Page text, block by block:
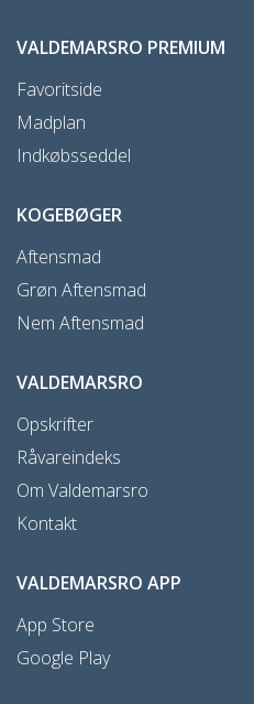
VALDEMARSRO PREMIUM
Favoritside
Madplan
Indkøbsseddel
KOGEBØGER
Aftensmad
Grøn Aftensmad
Nem Aftensmad
VALDEMARSRO
Opskrifter
Råvareindeks
Om Valdemarsro
Kontakt
VALDEMARSRO APP
App Store
Google Play